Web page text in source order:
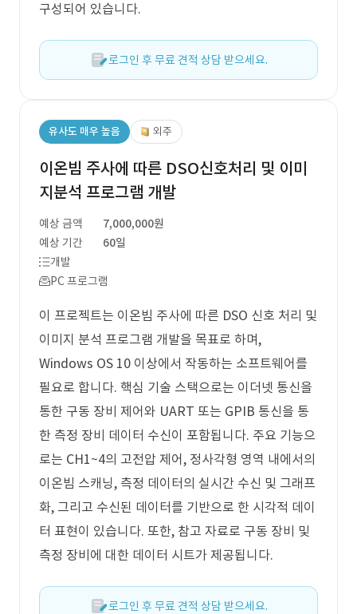
구성되어 있습니다.
로그인 후 무료 견적 상담 받으세요.
유사도 매우 높음 외주
이온빔 주사에 따른 DSO신호처리 및 이미
지분석 프로그램 개발
예상 금액
7,000,000원
예상 기간
60일
개발
PC 프로그램
이 프로젝트는 이온빔 주사에 따른 DSO 신호 처리 및
이미지 분석 프로그램 개발을 목표로 하며,
Windows OS 10 이상에서 작동하는 소프트웨어를
필요로 합니다. 핵심 기술 스택으로는 이더넷 통신을
통한 구동 장비 제어와 UART 또는 GPIB 통신을 통
한 측정 장비 데이터 수신이 포함됩니다. 주요 기능으
로는 CH1~4의 고전압 제어, 정사각형 영역 내에서의
이온빔 스캐닝, 측정 데이터의 실시간 수신 및 그래프
화, 그리고 수신된 데이터를 기반으로 한 시각적 데이
터 표현이 있습니다. 또한, 참고 자료로 구동 장비 및
측정 장비에 대한 데이터 시트가 제공됩니다.
로그인 후 무료 견적 상담 받으세요.